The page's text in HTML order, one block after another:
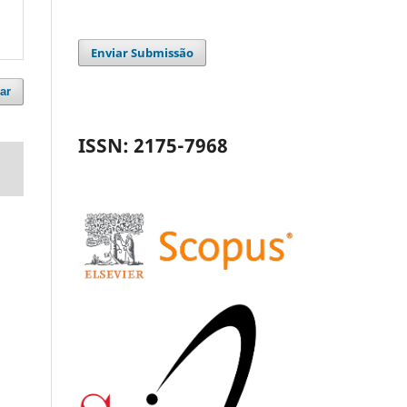
Enviar Submissão
ISSN: 2175-7968